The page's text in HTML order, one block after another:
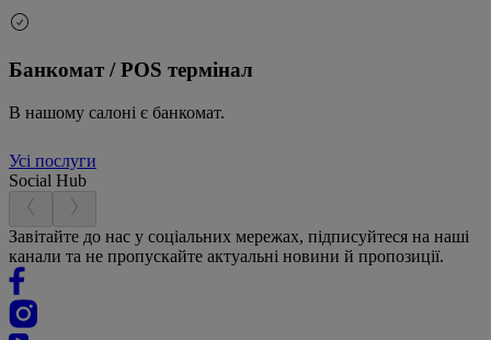
Банкомат / POS термінал
В нашому салоні є банкомат.
Усі послуги
Social Hub
Завітайте до нас у соціальних мережах, підписуйтеся на наші
канали та не пропускайте актуальні новини й пропозиції.